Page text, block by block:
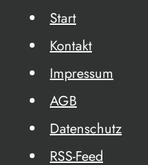
Start
Kontakt
Impressum
AGB
Datenschutz
RSS-Feed